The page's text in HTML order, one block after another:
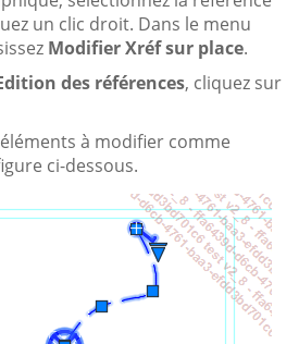
un clic droit. Dans le menu
Modifier Xréf sur place.
des références, cliquez sur
à modifier comme
ci-dessous.